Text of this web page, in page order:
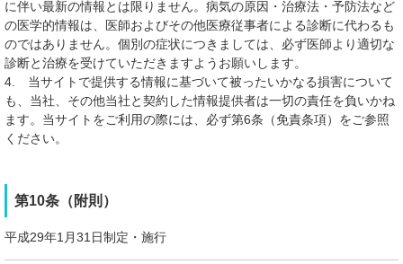
に伴い最新の情報とは限りません。病気の原因・治療法・予防法など
の医学的情報は、医師およびその他医療従事者による診断に代わるも
のではありません。個別の症状につきましては、必ず医師より適切な
診断と治療を受けていただきますようお願いします。
4. 当サイトで提供する情報に基づいて被ったいかなる損害について
も、当社、その他当社と契約した情報提供者は一切の責任を負いかね
ます。当サイトをご利用の際には、必ず第6条（免責条項）をご参照
ください。
第10条（附則）
平成29年1月31日制定・施行